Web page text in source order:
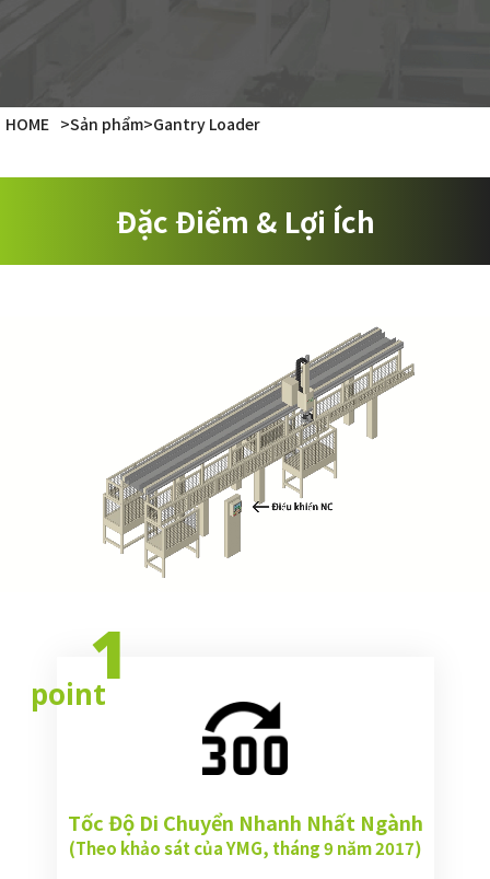
HOME >Sản phẩm>Gantry Loader
Đặc Điểm & Lợi Ích
point1
Tốc Độ Di Chuyển Nhanh Nhất Ngành
(Theo khảo sát của YMG, tháng 9 năm 2017)